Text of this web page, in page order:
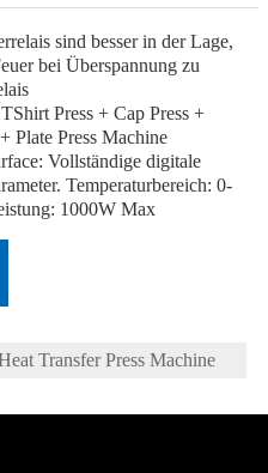
sind besser in der Lage,
bei Überspannung zu
Press + Cap Press +
Plate Press Machine
Vollständige digitale
Temperaturbereich: 0-
1000W Max
Transfer Press Machine